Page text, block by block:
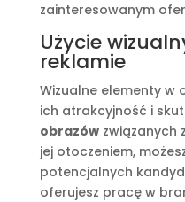
zainteresowanym
Użycie
reklamie
Wizualne elementy w
ich atrakcyjność i
obrazówzwiązanych
jej otoczeniem,
potencjalnych
oferujesz pracę w